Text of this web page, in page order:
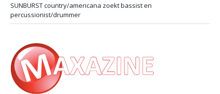
SUNBURST country/americana zoekt bassist en
percussionist/drummer